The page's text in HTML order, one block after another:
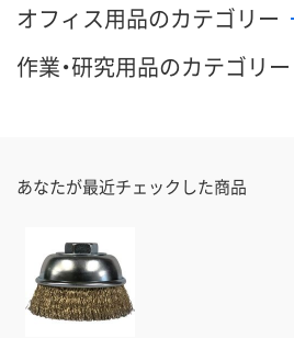
オフィス用品のカテゴリー
作業・研究用品のカテゴリー
あなたが最近チェックした商品